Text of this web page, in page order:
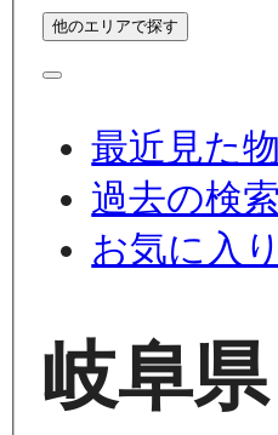
他のエリアで探す
最近見た
過去の検
お気に入り
岐阜